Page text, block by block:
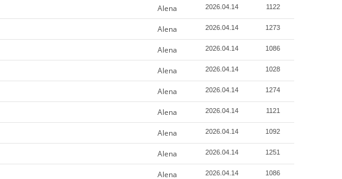
Alena 2026.04.14 1122
Alena 2026.04.14 1273
Alena 2026.04.14 1086
Alena 2026.04.14 1028
Alena 2026.04.14 1274
Alena 2026.04.14 1121
Alena 2026.04.14 1092
Alena 2026.04.14 1251
Alena 2026.04.14 1086